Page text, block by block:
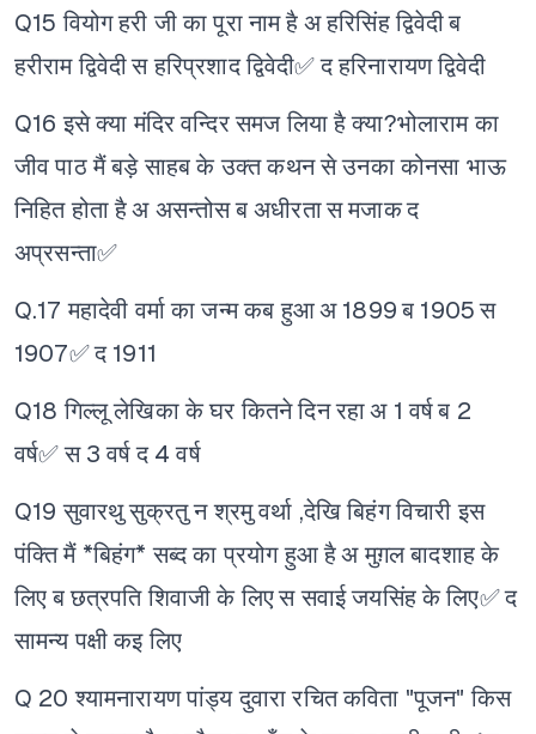
Q15 वियोग हरी जी का पूरा नाम है अ हरिसिंह द्विवेदी ब
हरीराम द्विवेदी स हरिप्रशाद द्विवेदी✅ द हरिनारायण द्विवेदी
Q16 इसे क्या मंदिर वन्दिर समज लिया है क्या?भोलाराम का
जीव पाठ मैं बड़े साहब के उक्त कथन से उनका कोनसा भाऊ
निहित होता है अ असन्तोसब अधीरतास मजाकद
अप्रसन्ता✅
Q.17 महादेवी वर्मा का जन्म कब हुआअ 1899 ब 1905 स
1907✅द 1911
Q18 गिल्लू लेखिका के घर कितने दिन रहाअ 1 वर्ष ब 2
वर्ष✅ स 3 वर्ष द 4 वर्ष
Q19 सुवारथु सुक्रतु न श्रमु वर्था ,देखि बिहंग विचारी इस
पंक्ति मैं *बिहंग* सब्द का प्रयोग हुआ हैअ मुग़ल बादशाह के
लिए ब छत्रपति शिवाजी के लिएस सवाई जयसिंह के लिए✅द
सामन्य पक्षी कइ लिए
Q 20 श्यामनारायण पांड्य दुवारा रचित कविता "पूजन" किस